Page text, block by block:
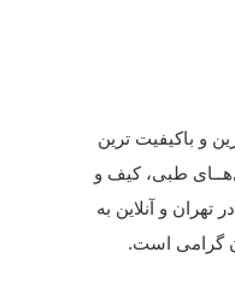
و باکیفیت ترین
طبی، کیف و
و آنلاین به
گرامی است.